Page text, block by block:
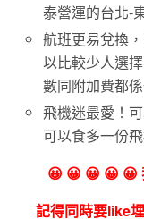
泰營運的台北-
航班更易兌換
以比較少人選
數同附加費都
飛機迷最愛！
可以食多一份飛
😀 😀 😀 😀 😀
記得同時要like